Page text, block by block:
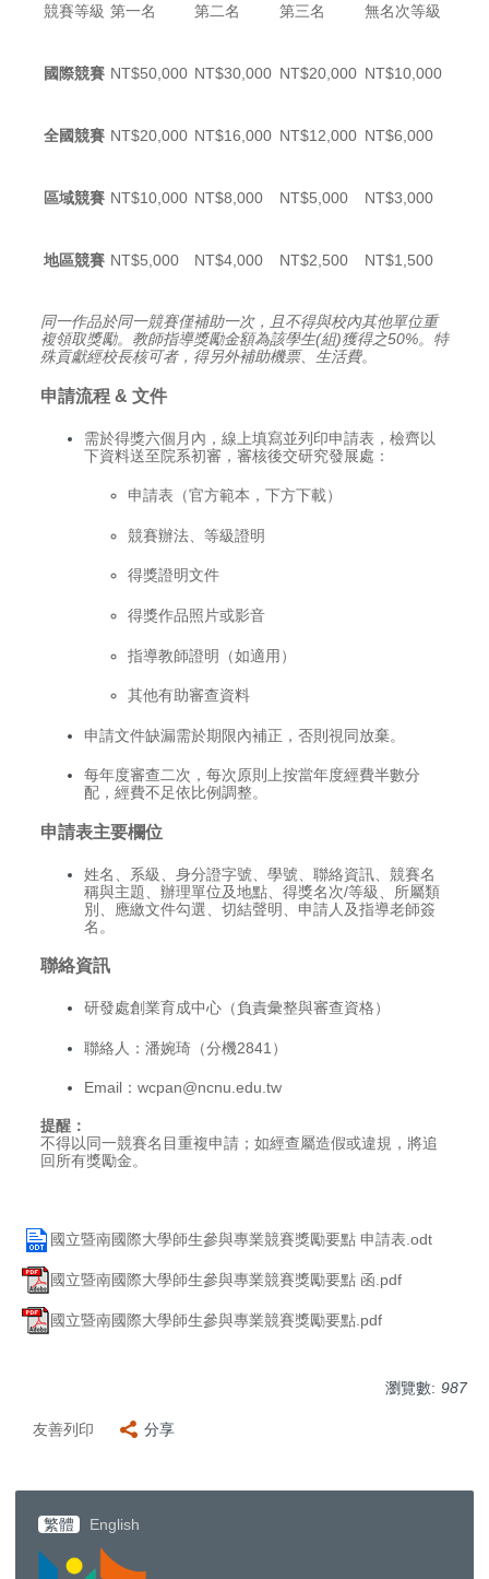
競賽等級 第一名 第二名 第三名 無名次等級
國際競賽 NT$50,000 NT$30,000 NT$20,000 NT$10,000
全國競賽 NT$20,000 NT$16,000 NT$12,000 NT$6,000
區域競賽 NT$10,000 NT$8,000 NT$5,000 NT$3,000
地區競賽 NT$5,000 NT$4,000 NT$2,500 NT$1,500
同一作品於同一競賽僅補助一次，且不得與校內其他單位重
複領取獎勵。教師指導獎勵金額為該學生(組)獲得之50%。特
殊貢獻經校長核可者，得另外補助機票、生活費。
申請流程 & 文件
需於得獎六個月內，線上填寫並列印申請表，檢齊以
下資料送至院系初審，審核後交研究發展處：
申請表（官方範本，下方下載）
競賽辦法、等級證明
得獎證明文件
得獎作品照片或影音
指導教師證明（如適用）
其他有助審查資料
申請文件缺漏需於期限內補正，否則視同放棄。
每年度審查二次，每次原則上按當年度經費半數分
配，經費不足依比例調整。
申請表主要欄位
姓名、系級、身分證字號、學號、聯絡資訊、競賽名
稱與主題、辦理單位及地點、得獎名次/等級、所屬類
別、應繳文件勾選、切結聲明、申請人及指導老師簽
名。
聯絡資訊
研發處創業育成中心（負責彙整與審查資格）
聯絡人：潘婉琦（分機2841）
Email： wcpan@ncnu.edu.tw
提醒：
不得以同一競賽名目重複申請；如經查屬造假或違規，將追
回所有獎勵金。
國立暨南國際大學師生參與專業競賽獎勵要點 申請表.odt
國立暨南國際大學師生參與專業競賽獎勵要點 函.pdf
國立暨南國際大學師生參與專業競賽獎勵要點.pdf
瀏覽數: 987
友善列印 分享
繁體 English